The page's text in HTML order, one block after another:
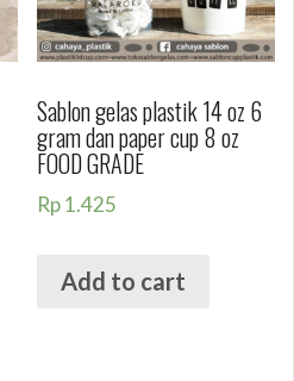
Sablon gelas plastik 14 oz 6
gram dan paper cup 8 oz
FOOD GRADE
Rp1.425
Add to cart